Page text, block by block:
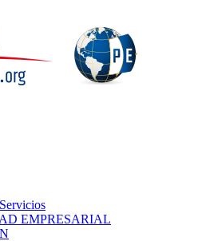
EMPRESARIAL